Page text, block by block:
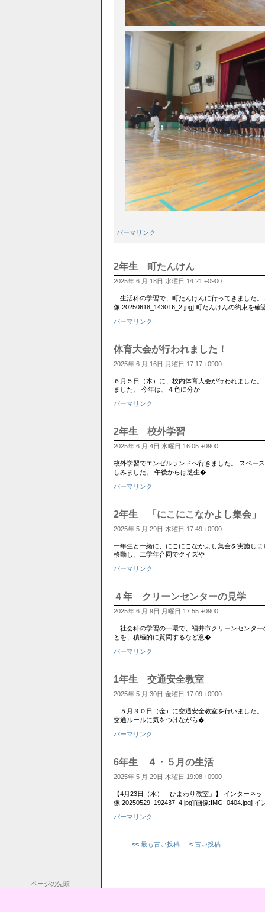
パーマリンク
2年生 町たんけん
2025年 6 月 18日 水曜日 14:21 +0900
生活科の学習で、町たんけんに行ってきました
像:20250618_143016_2.jpg] 町たんけんの約束を
パーマリンク
体育大会が行われました！
2025年 6 月 16日 月曜日 17:17 +0900
６月５日（木）に、校内体育大会が行われました
ました。 今年は、４色に分か
パーマリンク
2年生 校外学習
2025年 6 月 4日 水曜日 16:05 +0900
校外学習でエンゼルランドへ行きました。 スペー
しみました。 午後からは芝生�
パーマリンク
2年生 「にこにこなかよし集会」
2025年 5 月 29日 木曜日 17:49 +0900
一年生と一緒に、にこにこなかよし集会を実施し
移動し、二学年合同でクイズや
パーマリンク
４年 クリーンセンターの見学
2025年 6 月 9日 月曜日 17:55 +0900
社会科の学習の一環で、福井市クリーンセンタ
とを、積極的に質問するなど意�
パーマリンク
1年生 交通安全教室
2025年 5 月 30日 金曜日 17:09 +0900
５月３０日（金）に交通安全教室を行いました
交通ルールに気をつけながら�
パーマリンク
6年生 ４・５月の生活
2025年 5 月 29日 木曜日 19:08 +0900
【4月23日（水）「ひまわり教室」】 インターネ
像:20250529_192437_4.jpg][画像:IMG_0404.jpg]
パーマリンク
<< 最も古い投稿 < 古い投稿
ページの先頭